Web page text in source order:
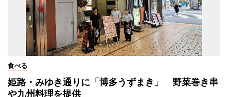
食べる
姫路・みゆき通りに「博多うずまき」 野菜巻き串
や九州料理を提供